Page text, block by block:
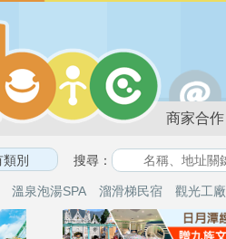
商家合作
搜尋：
溫泉泡湯SPA 溜滑梯民宿 觀光工廠